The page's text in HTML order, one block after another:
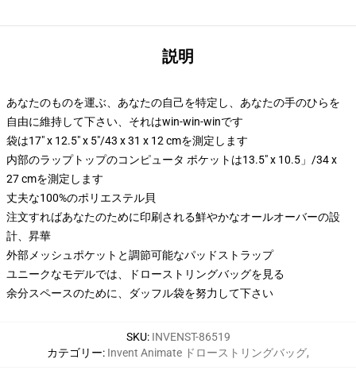
説明
あなたのものを運ぶ、あなたの自己を特定し、あなたの手のひらを
自由に維持して下さい、それはwin-win-winです
袋は17" x 12.5" x 5"/43 x 31 x 12 cmを測定します
内部のラップトップのコンピュータ ポケットは13.5" x 10.5」/34 x
27 cmを測定します
丈夫な100%のポリエステル貝
注文すればあなたのために印刷される鮮やかなオールオーバーの設
計、昇華
外部メッシュポケットと調節可能なパッドストラップ
ユニークなモデルでは、ドローストリングバッグを見る
余分スペースのために、ダッフル袋を努力して下さい
SKU: INVENST-86519
カテゴリー: Invent Animate ドローストリングバッグ,